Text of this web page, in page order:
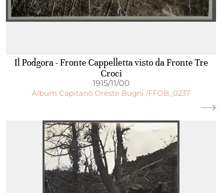
Il Podgora - Fronte Cappelletta visto da Fronte Tre
Croci
1915/11/00
Album Capitano Oreste Bugni /FFOB_0237